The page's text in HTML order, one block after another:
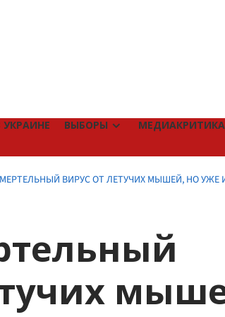
ВЫБОРЫ МЕДИАКРИТИКА
ВИРУС ОТ ЛЕТУЧИХ МЫШЕЙ, НО УЖЕ